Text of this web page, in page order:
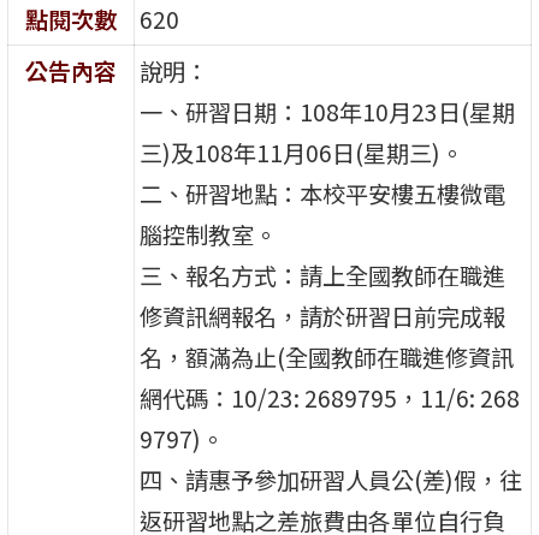
點閱次數
620
公告內容
說明：
一、研習日期：108年10月23日(星期
三)及108年11月06日(星期三)。
二、研習地點：本校平安樓五樓微電
腦控制教室。
三、報名方式：請上全國教師在職進
修資訊網報名，請於研習日前完成報
名，額滿為止(全國教師在職進修資訊
網代碼：10/23: 2689795，11/6: 268
9797)。
四、請惠予參加研習人員公(差)假，往
返研習地點之差旅費由各單位自行負